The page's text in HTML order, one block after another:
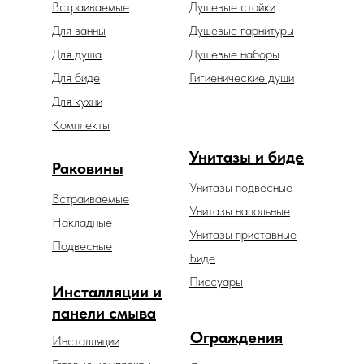
Душевые гарнитуры
Гигиенические души
Душевые наборы
Унитазы и биде
Унитазы подвесные
Унитазы напольные
Унитазы приставные
Раковины
Встраиваемые
Накладные
Подвесные
Встраиваемые
Для биде
Для ванны
Для душа
Для кухни
Ограждения
Душевые стойки
Биде
Инсталляции и
панели смыва
Инсталляции
Комплекты
Писсуары